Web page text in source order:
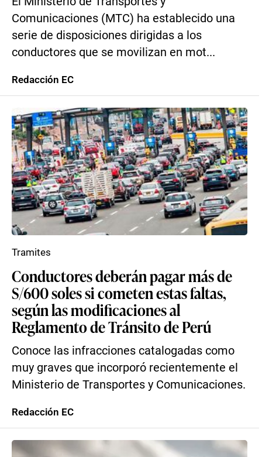
Comunicaciones (MTC) ha establecido una
serie de disposiciones dirigidas a los
conductores que se movilizan en mot...
Redacción EC
Conductores deberán pagar más de
S/600 soles si cometen estas faltas,
según las modificaciones al
Reglamento de Tránsito de Perú
Conoce las infracciones catalogadas como
muy graves que incorporó recientemente el
Ministerio de Transportes y Comunicaciones.
Tramites
Redacción EC